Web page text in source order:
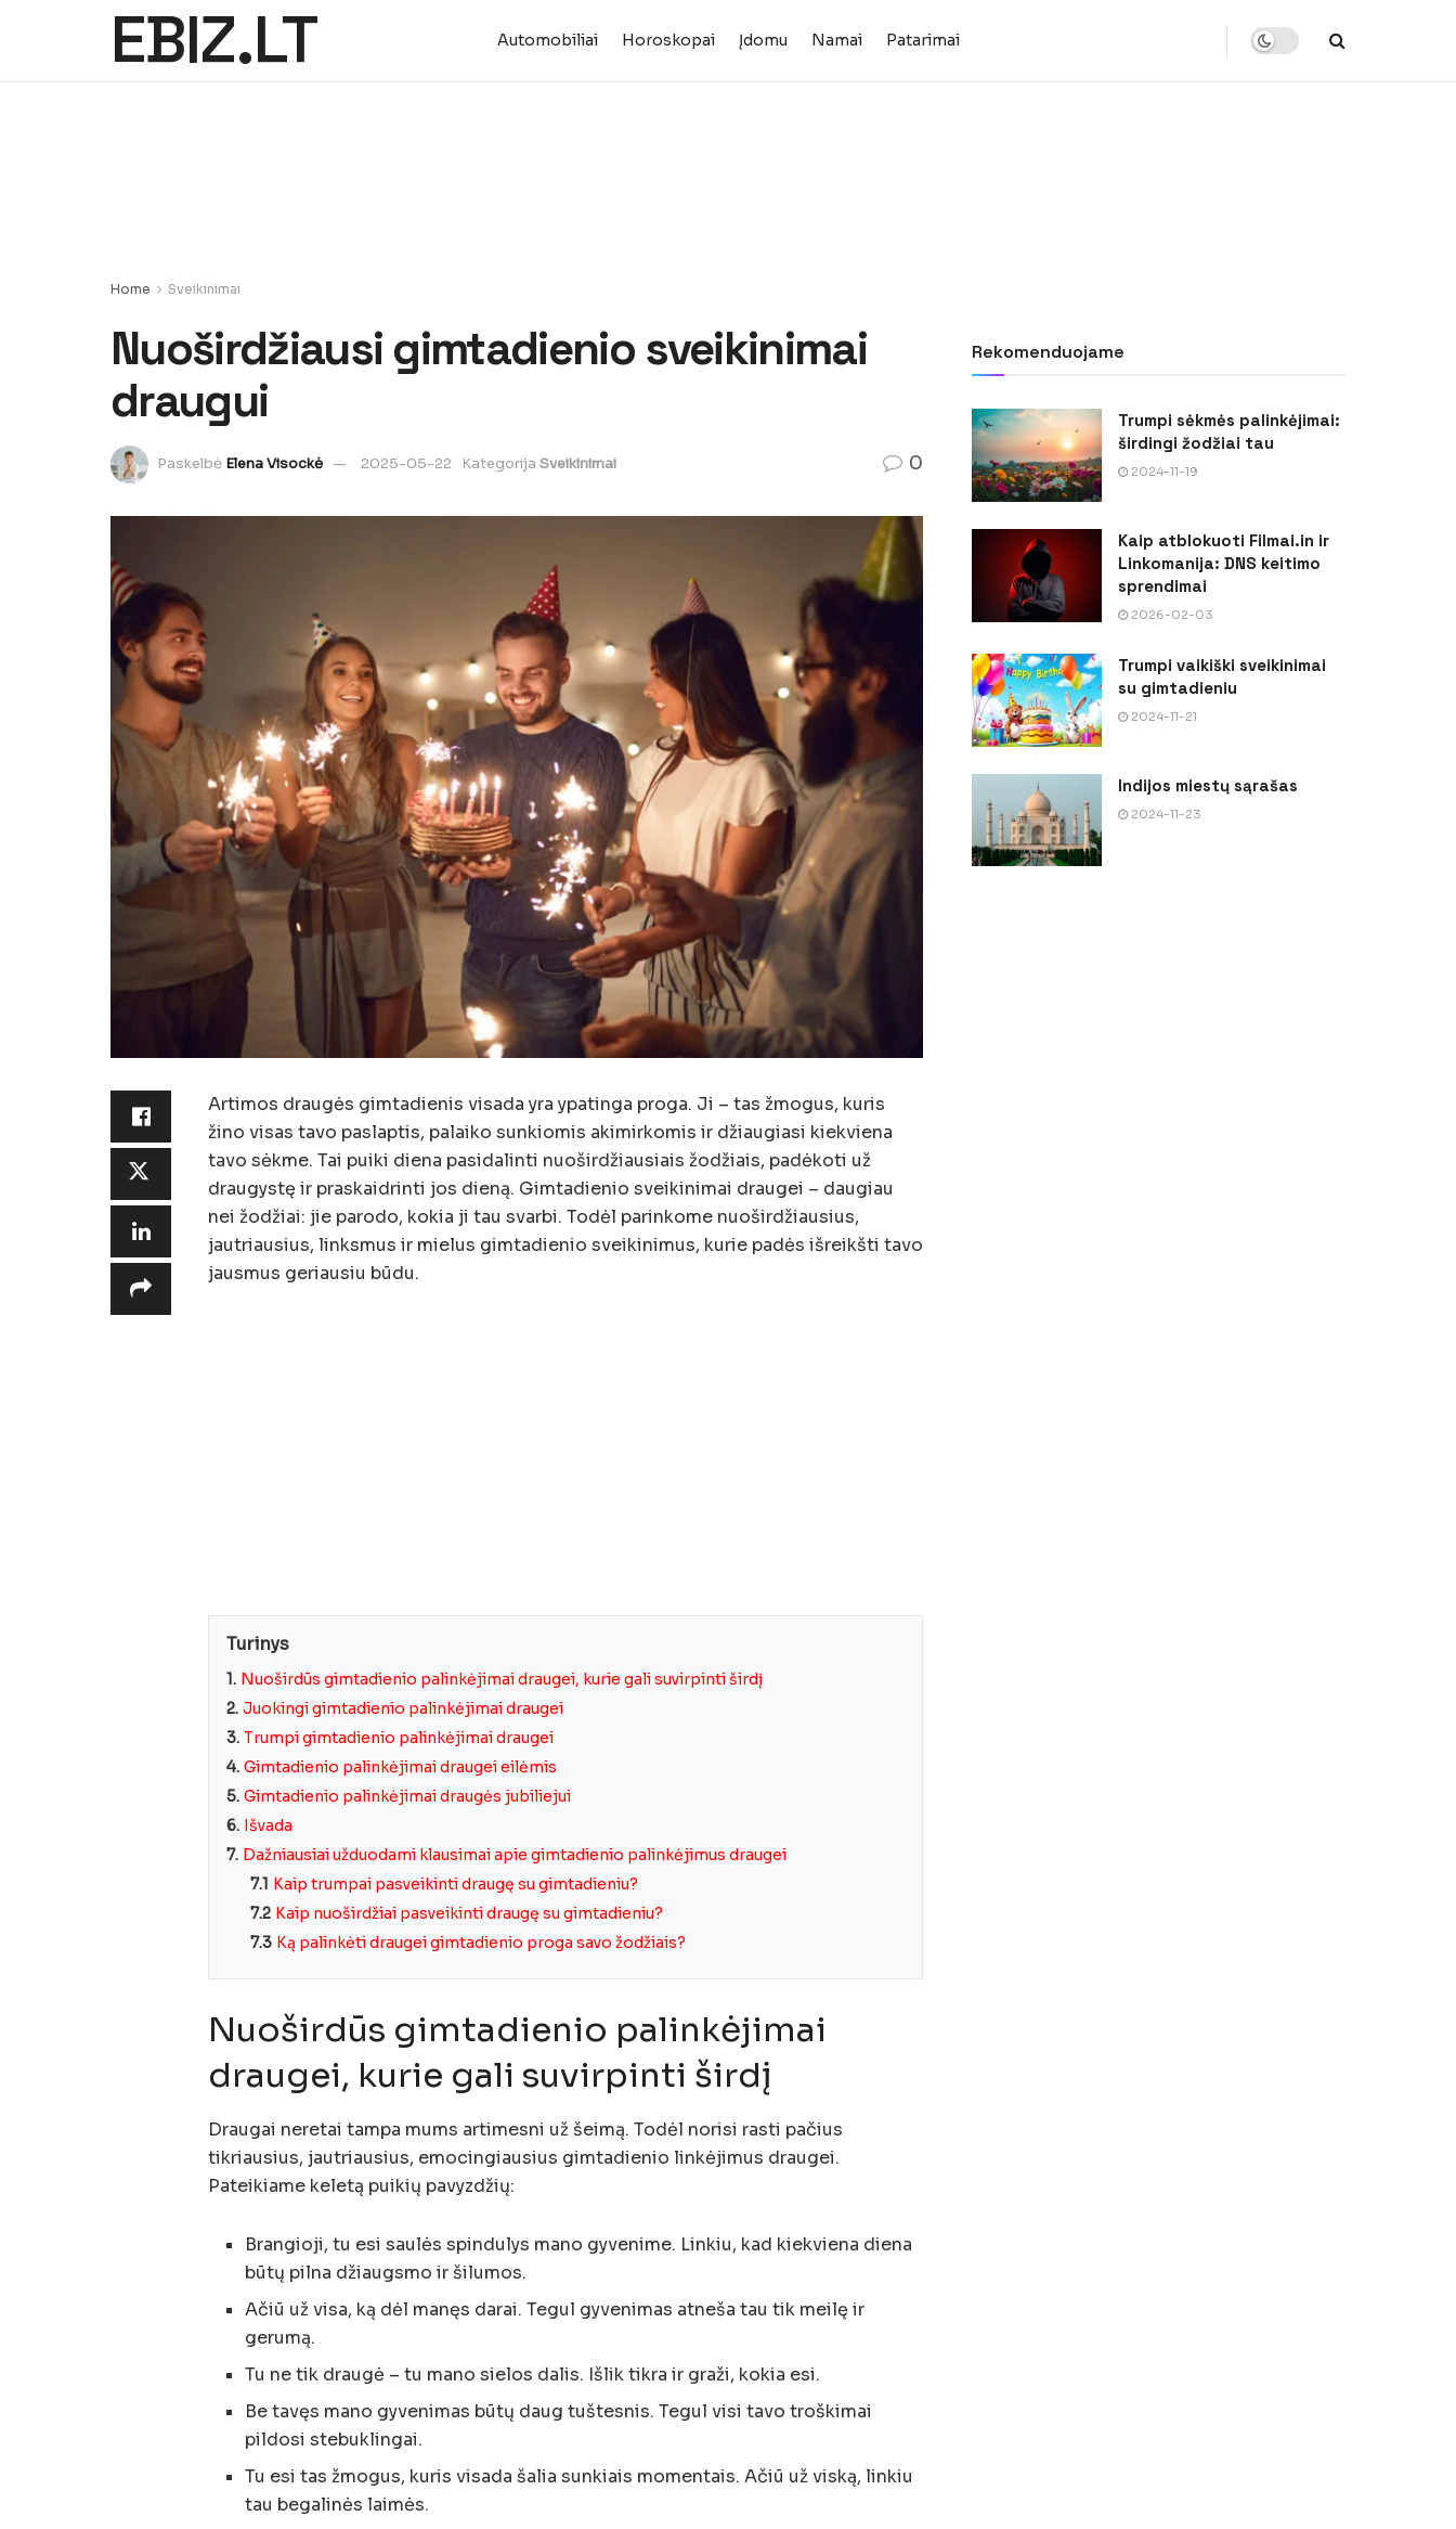
EBIZ.LT Automobiliai Horoskopai Įdomu Namai Patarimai
Home Sveikinimai
Nuoširdžiausi gimtadienio sveikinimai
draugui
Paskelbė Elena Visockė 2025-05-22 Kategorija Sveikinimai 0
Artimos draugės gimtadienis visada yra ypatinga proga. Ji – tas žmogus, kuris
žino visas tavo paslaptis, palaiko sunkiomis akimirkomis ir džiaugiasi kiekviena
tavo sėkme. Tai puiki diena pasidalinti nuoširdžiausiais žodžiais, padėkoti už
draugystę ir praskaidrinti jos dieną. Gimtadienio sveikinimai draugei – daugiau
nei žodžiai: jie parodo, kokia ji tau svarbi. Todėl parinkome nuoširdžiausius,
jautriausius, linksmus ir mielus gimtadienio sveikinimus, kurie padės išreikšti tavo
jausmus geriausiu būdu.
Turinys
1. Nuoširdūs gimtadienio palinkėjimai draugei, kurie gali suvirpinti širdį
2. Juokingi gimtadienio palinkėjimai draugei
3. Trumpi gimtadienio palinkėjimai draugei
4. Gimtadienio palinkėjimai draugei eilėmis
5. Gimtadienio palinkėjimai draugės jubiliejui
6. Išvada
7. Dažniausiai užduodami klausimai apie gimtadienio palinkėjimus draugei
7.1 Kaip trumpai pasveikinti draugę su gimtadieniu?
7.2 Kaip nuoširdžiai pasveikinti draugę su gimtadieniu?
7.3 Ką palinkėti draugei gimtadienio proga savo žodžiais?
Nuoširdūs gimtadienio palinkėjimai
draugei, kurie gali suvirpinti širdį
Draugai neretai tampa mums artimesni už šeimą. Todėl norisi rasti pačius
tikriausius, jautriausius, emocingiausius gimtadienio linkėjimus draugei.
Pateikiame keletą puikių pavyzdžių:
Brangioji, tu esi saulės spindulys mano gyvenime. Linkiu, kad kiekviena diena
būtų pilna džiaugsmo ir šilumos.
Ačiū už visa, ką dėl manęs darai. Tegul gyvenimas atneša tau tik meilę ir
gerumą.
Tu ne tik draugė – tu mano sielos dalis. Išlik tikra ir graži, kokia esi.
Be tavęs mano gyvenimas būtų daug tuštesnis. Tegul visi tavo troškimai
pildosi stebuklingai.
Tu esi tas žmogus, kuris visada šalia sunkiais momentais. Ačiū už viską, linkiu
tau begalinės laimės.
Rekomenduojame
Trumpi sėkmės palinkėjimai:
širdingi žodžiai tau
2024-11-19
Kaip atblokuoti Filmai.in ir
Linkomanija: DNS keitimo
sprendimai
2026-02-03
Trumpi vaikiški sveikinimai
su gimtadieniu
2024-11-21
Indijos miestų sąrašas
2024-11-23